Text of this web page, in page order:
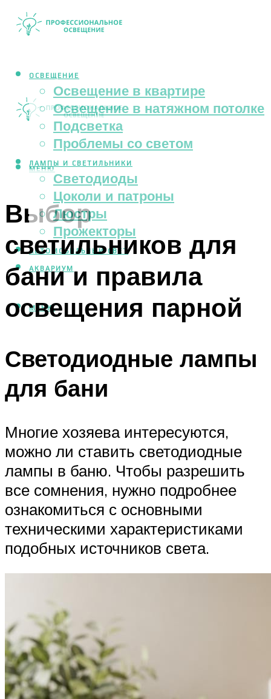
ОСВЕЩЕНИЕ
Освещение в квартире
Освещение в натяжном потолке
Подсветка
Проблемы со светом
ЛАМПЫ И СВЕТИЛЬНИКИ
Светодиоды
Цоколи и патроны
Люстры
Прожекторы
АВТОМОБИЛЬНЫЙ СВЕТ
АКВАРИУМ
МЕНЮ
МЕНЮ
Выбор
светильников для
бани и правила
освещения парной
Светодиодные лампы
для бани
Многие хозяева интересуются,
можно ли ставить светодиодные
лампы в баню. Чтобы разрешить
все сомнения, нужно подробнее
ознакомиться с основными
техническими характеристиками
подобных источников света.